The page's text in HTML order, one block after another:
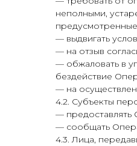
неполными,
— выдвигать
— на отзыв
— обжаловать в
бездействие
— на
4.2. Субъекты
— предоставлять
— сообщать
4.3. Лица,